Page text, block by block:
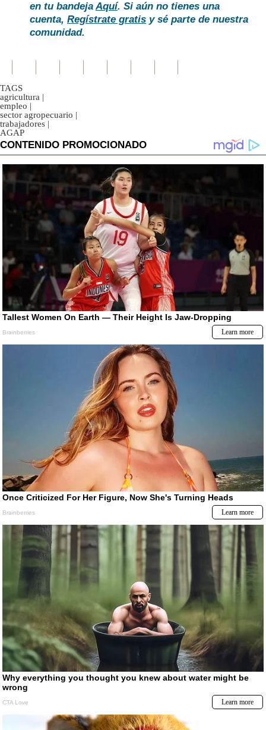
en tu bandejaAquí. Si aún no tienes una
cuenta, Regístrate gratis y sé parte de nuestra
comunidad.
TAGS
agricultura |
empleo |
sector agropecuario |
trabajadores |
AGAP